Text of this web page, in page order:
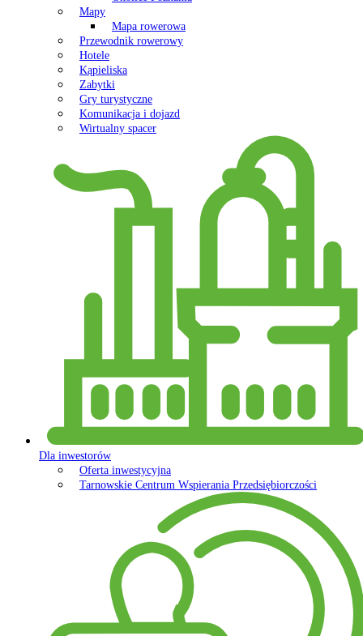
Mapy
Mapa rowerowa
Przewodnik rowerowy
Hotele
Kąpieliska
Zabytki
Gry turystyczne
Komunikacja i dojazd
Wirtualny spacer
Dla inwestorów
Oferta inwestycyjna
Tarnowskie Centrum Wspierania Przedsiębiorczości